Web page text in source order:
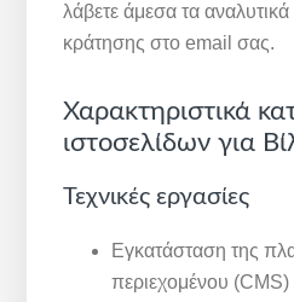
λάβετε άμεσα τα αναλυτικά
κράτησης στο email σας.
Χαρακτηριστικά
ιστοσελίδων για
Τεχνικές εργασίες
Εγκατάσταση της
περιεχομένου (CMS)